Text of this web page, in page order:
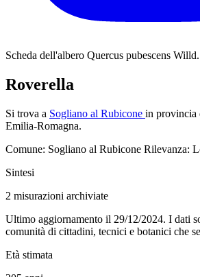
Scheda dell'albero Quercus pubescens Willd.
Roverella
Si trova a Sogliano al Rubicone in provincia
Emilia-Romagna.
Comune: Sogliano al Rubicone Rilevanza:
Sintesi
2 misurazioni archiviate
Ultimo aggiornamento il 29/12/2024. I dati
comunità di cittadini, tecnici e botanici che
Età stimata